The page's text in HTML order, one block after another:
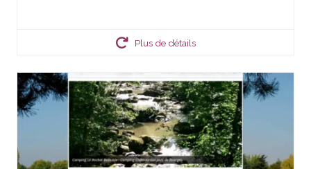
Plus de détails